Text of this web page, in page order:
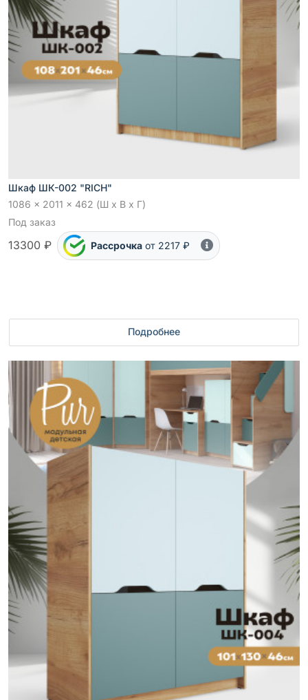
Шкаф ШК-002 "RICH"
1086 x 2011 x 462 (Ш x В x Г)
Под заказ
13300 ₽ Рассрочка от 2217 ₽
Подробнее